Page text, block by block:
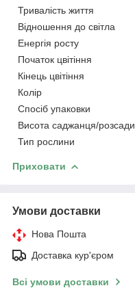
Тривалість життя
Відношення до світла
Енергія росту
Початок цвітіння
Кінець цвітіння
Колір
Спосіб упаковки
Висота саджанця/розсади
Тип рослини
Приховати
Умови доставки
Нова Пошта
Доставка кур'єром
Всі умови доставки